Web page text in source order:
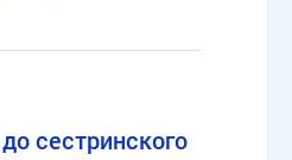
сестринского